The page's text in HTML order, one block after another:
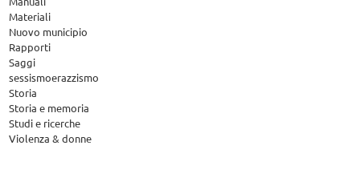
Materiali
Nuovo municipio
Rapporti
Saggi
sessismoerazzismo
Storia
Storia e memoria
Studi e ricerche
Violenza & donne